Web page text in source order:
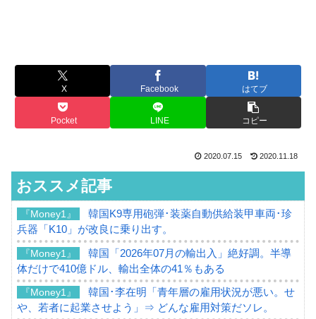
X Facebook はてブ
Pocket LINE コピー
2020.07.15 2020.11.18
おススメ記事
『Money1』
韓国K9専用砲弾･装薬自動供給装甲車両･珍
兵器「K10」が改良に乗り出す。
『Money1』
韓国「2026年07月の輸出入」絶好調。半導
体だけで410億ドル、輸出全体の41％もある
『Money1』
韓国･李在明「青年層の雇用状況が悪い。せ
や、若者に起業させよう」⇒ どんな雇用対策だソレ。